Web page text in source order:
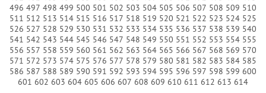
496 497 498 499 500 501 502 503 504 505 506 507 508 509 510
511 512 513 514 515 516 517 518 519 520 521 522 523 524 525
526 527 528 529 530 531 532 533 534 535 536 537 538 539 540
541 542 543 544 545 546 547 548 549 550 551 552 553 554 555
556 557 558 559 560 561 562 563 564 565 566 567 568 569 570
571 572 573 574 575 576 577 578 579 580 581 582 583 584 585
586 587 588 589 590 591 592 593 594 595 596 597 598 599 600
601 602 603 604 605 606 607 608 609 610 611 612 613 614